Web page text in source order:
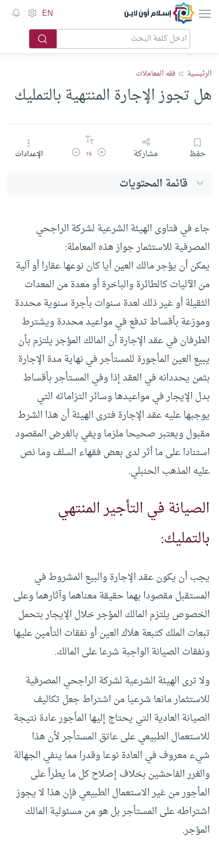
إسلام أون لاين EN
الرئيسية فقه المعاملات
هل تجوز الإجارة المنتهية بالتمليك
حفظ مشاركة زيادة حجم الخط
16 تقليل حجم الخطالإعدادات
قائمة المحتويات
جاء في فتاوى الهيئة الشرعية لشركة الراجحي
المصرفية للاستثمار جواز هذه المعاملة:
يمكن أن يؤجر مالك العين أيا كان نوعها عقارا أو آلية
من الآليات كالطائرة والباخرة أو معدة من المعدات
الثقيلة أو غير ذلك لعدة سنوات بأجرة سنوية محددة
وموزعة بأقساط تدفع في مواعيد محددة ويشترط
الطرفان في عقد الإجارة أن المالك المؤجر يلتزم بأن
يبيع العين المأجورة للمستأجر في نهاية مدة الإجارة
بثمن يحددانه في العقد إذا وفي المستأجر بأقساط
بدل الإيجار في مواعيدها وسائر التزاماته التي
يوجبها عليه عقد الإجارة فترى الهيئة أن هذا الشرط
مقبول ويعتبر صحيحا ملزما ويفي بالغرض المقصود
استنادا على ما أثر لدى بعض فقهاء السلف وما نص
عليه المذهب ‏الحنبلي.
الصيانة في التأجير المنتهي
بالتمليك:
يجب أن يكون عقد الإجارة والبيع المشروط في
المستقبل مقصودا بهما حقيقة معناهما وآثارهما وعلى
الخصوص يلتزم المالك المؤجر خلال الإيجار بتحمل
تبعات الملك كتبعة هلاك العين أو نفقات التأمين عليها
ونفقات الصيانة الواجبة شرعا على المالك.
ولا ترى الهيئة الشرعية لشركة الراجحي المصرفية
للاستثمار مانعا شرعيا من اشتراط جعل تكاليف
الصيانة العادية التي يحتاج إليها المأجور عادة نتيجة
للاستعمال الطبيعي على عاتق المستأجر لأن هذا
شيء معروف في العادة نوعا وقدرا مما ينفي الجهالة
والغرر الفاحشين بخلاف إصلاح كل ما يطرأ على
المأجور من غير الاستعمال الطبيعي فإن هذا لا يجوز
اشتراطه على المستأجر بل هو من مسئولية المالك
المؤجر. ‏